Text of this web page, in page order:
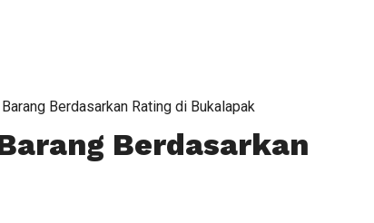
Berdasarkan Rating di Bukalapak
Berdasarkan